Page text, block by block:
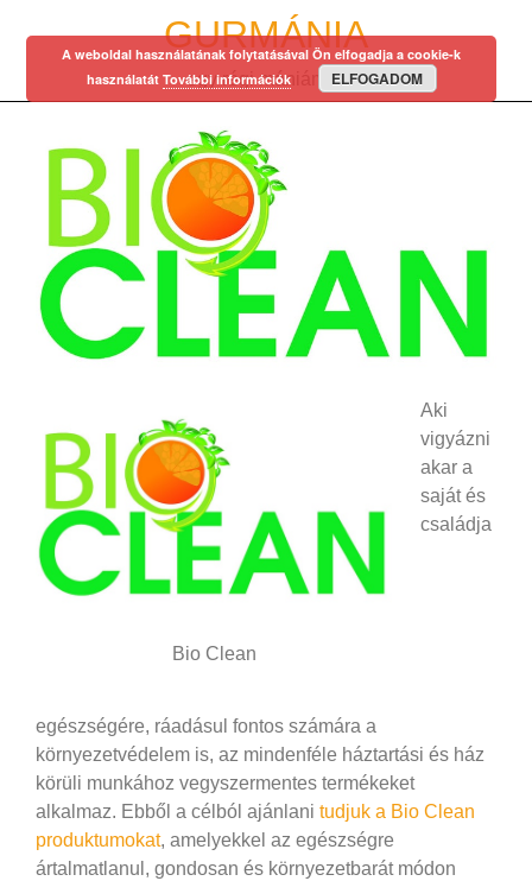
GURMÁNIA
egy régi mániám…
Bio Clean
Aki
vigyázni
akar a
saját és
családja
egészségére, ráadásul fontos számára a
környezetvédelem is, az mindenféle háztartási és ház
körüli munkához vegyszermentes termékeket
alkalmaz. Ebből a célból ajánlani tudjuk a Bio Clean
produktumokat, amelyekkel az egészségre
ártalmatlanul, gondosan és környezetbarát módon
A weboldal használatának folytatásával Ön elfogadja a cookie-k
használatát További információk ELFOGADOM